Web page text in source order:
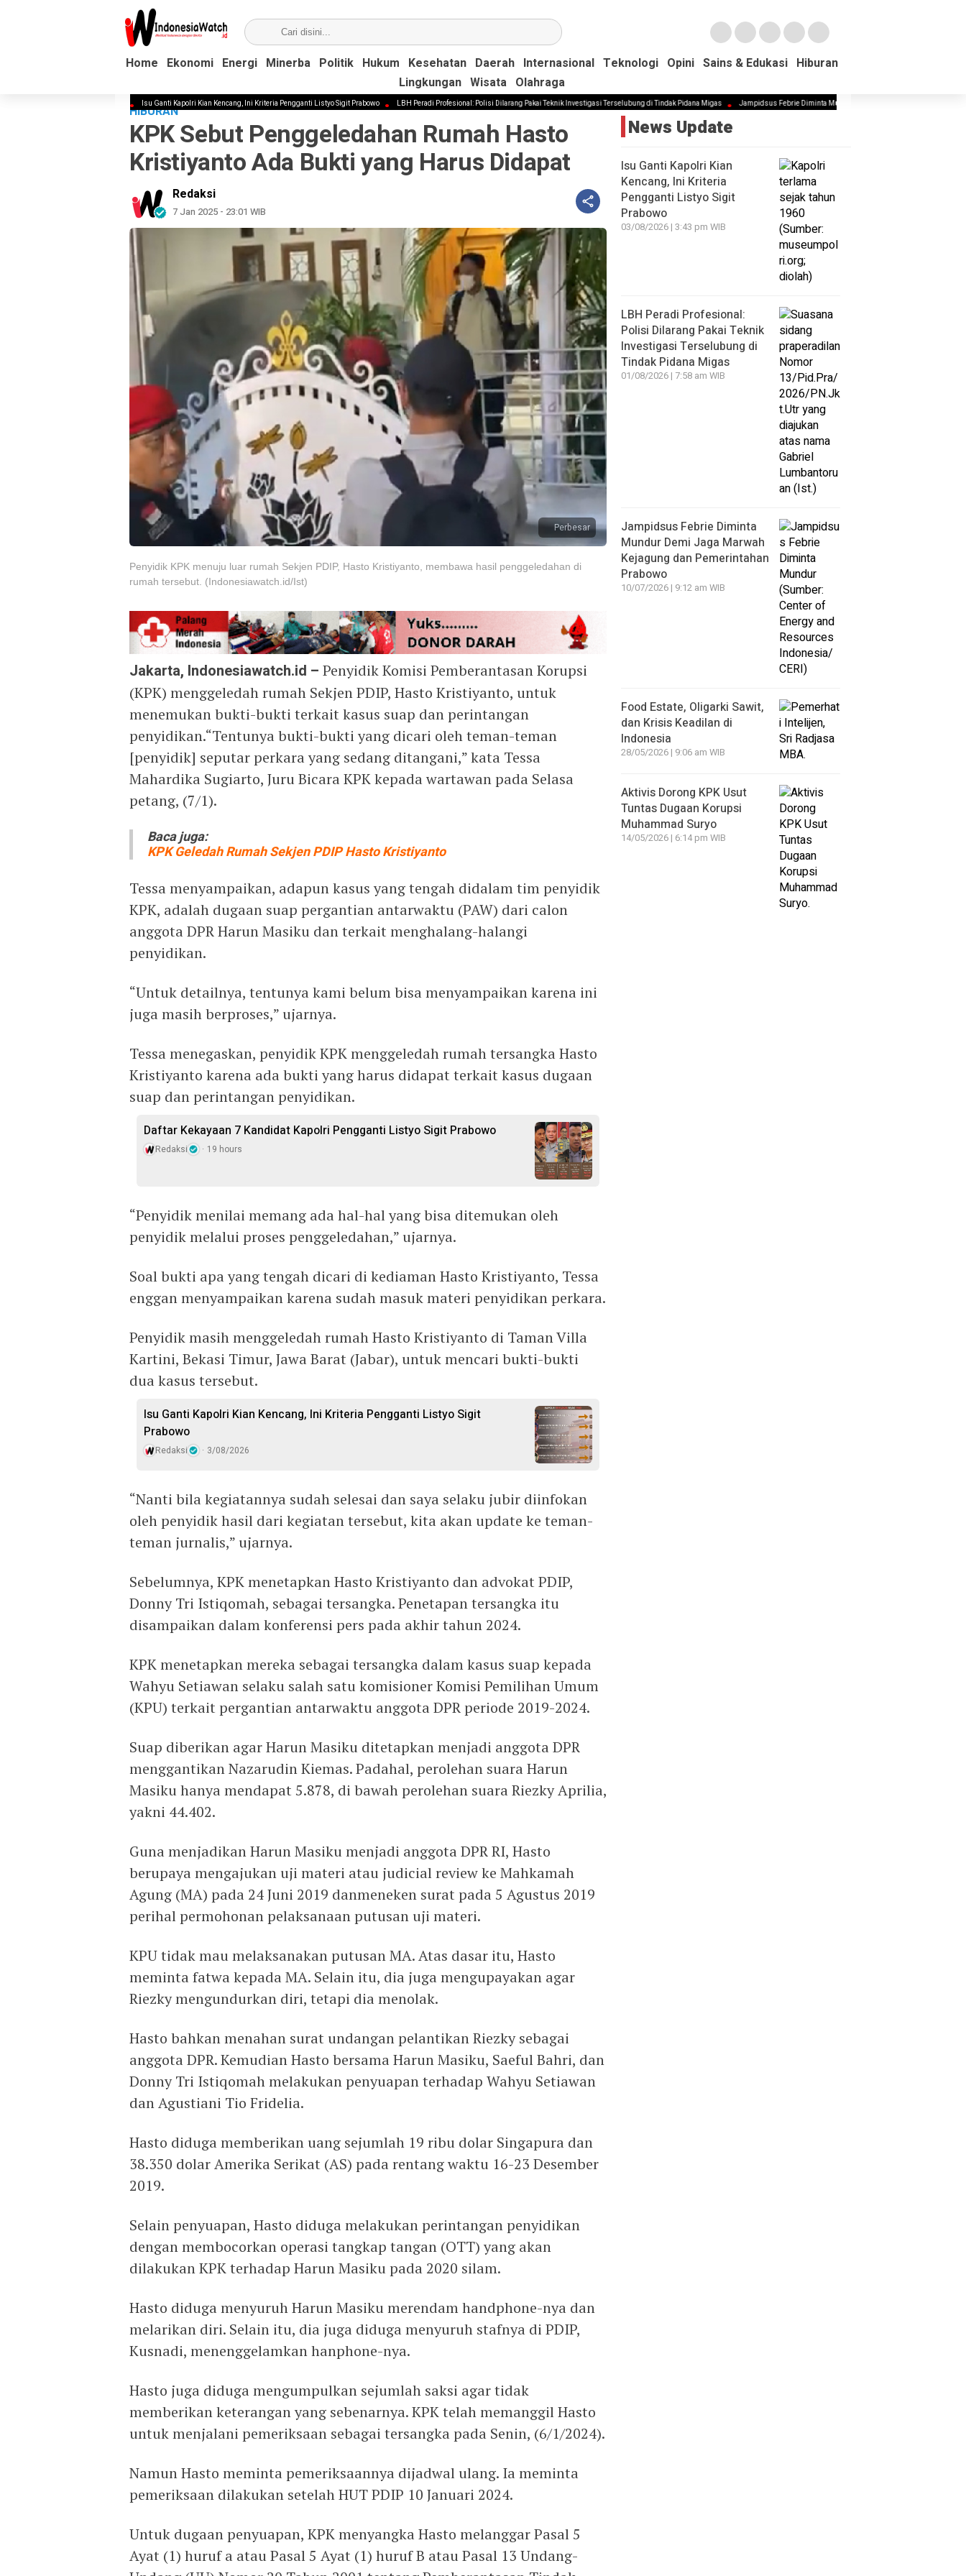
Home Ekonomi Energi Minerba Politik Hukum Kesehatan Daerah Internasional Teknologi Opini Sains & Edukasi Hiburan
Lingkungan Wisata Olahraga
Home Ekonomi Energi Minerba Politik Hukum Kesehatan Daerah Internasional Teknologi Opini Sains & Edukasi Hiburan
Lingkungan Wisata Olahraga
Isu Ganti Kapolri Kian Kencang, Ini Kriteria Pengganti Listyo Sigit Prabowo LBH Peradi Profesional: Polisi Dilarang Pakai Teknik Investigasi Terselubung di Tindak Pidana Migas Jampidsus Febrie Diminta Mundur Demi Jaga Marwah Kejagung dan
HIBURAN
KPK Sebut Penggeledahan Rumah Hasto
‎Kristiyanto Ada Bukti yang Harus Didapat
Redaksi
7 Jan 2025 - 23:01 WIB
Perbesar
Penyidik KPK menuju luar rumah Sekjen PDIP, Hasto Kristiyanto, membawa hasil penggeledahan di
rumah tersebut. (Indonesiawatch.id/Ist)
Jakarta, Indonesiawatch.id – ‎ Penyidik Komisi Pemberantasan Korupsi
(KPK) menggeledah rumah Sekjen PDIP, Hasto Kristiyanto, untuk
menemukan bukti-bukti terkait kasus suap dan perintangan
penyidikan.“Tentunya bukti-bukti yang dicari oleh teman-teman
[penyidik] seputar perkara yang sedang ditangani,” kata Tessa
Mahardika Sugiarto, Juru Bicara KPK kepada wartawan pada Selasa
petang, (7/1).
Baca juga:
KPK Geledah Rumah Sekjen PDIP Hasto Kristiyanto
Tessa menyampaikan, adapun kasus yang tengah didalam tim penyidik
KPK, adalah dugaan suap pergantian antarwaktu (PAW) dari calon
anggota DPR Harun Masiku dan terkait menghalang-halangi
penyidikan.
‎“Untuk detailnya, tentunya kami belum bisa menyampaikan karena ini
juga masih berproses,” ujarnya.
Tessa menegaskan, penyidik KPK menggeledah rumah tersangka Hasto
Kristiyanto ‎karena ada bukti yang harus didapat terkait kasus dugaan
suap dan perintangan penyidikan.
Daftar Kekayaan 7 Kandidat Kapolri Pengganti Listyo Sigit Prabowo
Redaksi 19 hours
‎“Penyidik menilai memang ada hal-hal yang bisa ditemukan oleh
penyidik melalui proses penggeledahan,” ujarnya.
Soal bukti apa yang tengah dicari di kediaman Hasto Kristiyanto, Tessa
enggan menyampaikan karena sudah masuk materi penyidikan perkara.
Penyidik masih menggeledah rumah Hasto Kristiyanto di Taman Villa
Kartini, Bekasi Timur, Jawa Barat (Jabar), untuk mencari bukti-bukti
dua kasus tersebut.
Isu Ganti Kapolri Kian Kencang, Ini Kriteria Pengganti Listyo Sigit
Prabowo
Redaksi 3/08/2026
“Nanti bila kegiatannya sudah selesai dan saya selaku jubir diinfokan
oleh penyidik hasil dari kegiatan tersebut, kita akan update ke teman-
teman jurnalis,” ujarnya.
Sebelumnya, KPK menetapkan ‎Hasto Kristiyanto dan advokat PDIP,
Donny Tri Istiqomah, sebagai tersangka. Penetapan tersangka itu
disampaikan dalam konferensi pers pada akhir tahun 2024.
KPK menetapkan mereka sebagai tersangka dalam kasus suap kepada
Wahyu Setiawan selaku salah satu komisioner Komisi Pemilihan Umum
(KPU) terkait ‎pergantian antarwaktu anggota DPR periode 2019-2024.
Suap diberikan agar Harun Masiku ditetapkan menjadi anggota DPR
menggantikan Nazarudin Kiemas. Padahal, perolehan suara Harun
Masiku hanya mendapat 5.878, di bawah perolehan suara Riezky Aprilia,
yakni 44.402.
Guna menjadikan Harun Masiku menjadi anggota DPR RI, Hasto
berupaya mengajukan uji materi atau judicial review ke Mahkamah
Agung (MA) pada 24 Juni 2019 danmeneken surat pada 5 Agustus 2019
perihal permohonan pelaksanaan putusan uji materi.
KPU tidak mau melaksanakan putusan MA. Atas dasar itu, Hasto
meminta fatwa kepada MA. Selain itu, dia juga mengupayakan agar
Riezky mengundurkan diri, tetapi dia menolak.
Hasto bahkan menahan surat undangan pelantikan Riezky sebagai
anggota DPR. Kemudian ‎Hasto bersama Harun Masiku, Saeful Bahri, dan
Donny Tri Istiqomah melakukan penyuapan terhadap Wahyu Setiawan
dan Agustiani Tio Fridelia.
Hasto diduga memberikan uang sejumlah 19 ribu dolar Singapura dan
38.350 dolar Amerika Serikat (AS) pada rentang waktu 16-23 Desember
2019.
Selain penyuapan, Hasto diduga melakukan perintangan penyidikan
dengan membocorkan operasi tangkap tangan (OTT) yang akan
dilakukan KPK terhadap Harun Masiku pada 2020 silam.
Hasto diduga menyuruh Harun Masiku merendam handphone-nya dan
melarikan diri. Selain itu, dia juga diduga menyuruh stafnya di PDIP,
Kusnadi, menenggelamkan hanphone-nya.
Hasto juga diduga mengumpulkan sejumlah saksi agar tidak
memberikan keterangan yang sebenarnya. KPK telah memanggil Hasto
untuk menjalani pemeriksaan sebagai tersangka pada ‎Senin, (6/1/2024).
Namun Hasto meminta pemeriksaannya dijadwal ulang. Ia meminta
pemeriksaan dilakukan ‎setelah HUT PDIP 10 Januari 2024.
‎Untuk dugaan penyuapan, KPK menyangka Hasto melanggar Pasal 5
Ayat (1) huruf a atau Pasal 5 Ayat (1) huruf B atau Pasal 13 Undang-
News Update
Isu Ganti Kapolri Kian
Kencang, Ini Kriteria
Pengganti Listyo Sigit
Prabowo
03/08/2026 | 3:43 pm WIB
LBH Peradi Profesional:
Polisi Dilarang Pakai Teknik
Investigasi Terselubung di
Tindak Pidana Migas
01/08/2026 | 7:58 am WIB
Jampidsus Febrie Diminta
Mundur Demi Jaga Marwah
Kejagung dan Pemerintahan
Prabowo
10/07/2026 | 9:12 am WIB
Food Estate, Oligarki Sawit,
dan Krisis Keadilan di
Indonesia
28/05/2026 | 9:06 am WIB
Aktivis Dorong KPK Usut
Tuntas Dugaan Korupsi
Muhammad Suryo
14/05/2026 | 6:14 pm WIB